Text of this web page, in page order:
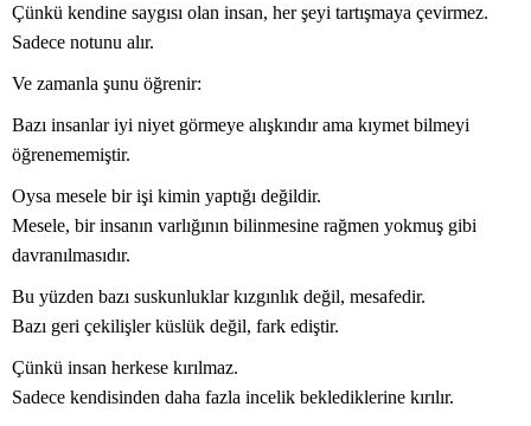
Çünkü kendine saygısı olan insan, her şeyi tartışmaya çevirmez.
Sadece notunu alır.
Ve zamanla şunu öğrenir:
Bazı insanlar iyi niyet görmeye alışkındır ama kıymet bilmeyi
öğrenememiştir.
Oysa mesele bir işi kimin yaptığı değildir.
Mesele, bir insanın varlığının bilinmesine rağmen yokmuş gibi
davranılmasıdır.
Bu yüzden bazı suskunluklar kızgınlık değil, mesafedir.
Bazı geri çekilişler küslük değil, fark ediştir.
Çünkü insan herkese kırılmaz.
Sadece kendisinden daha fazla incelik beklediklerine kırılır.